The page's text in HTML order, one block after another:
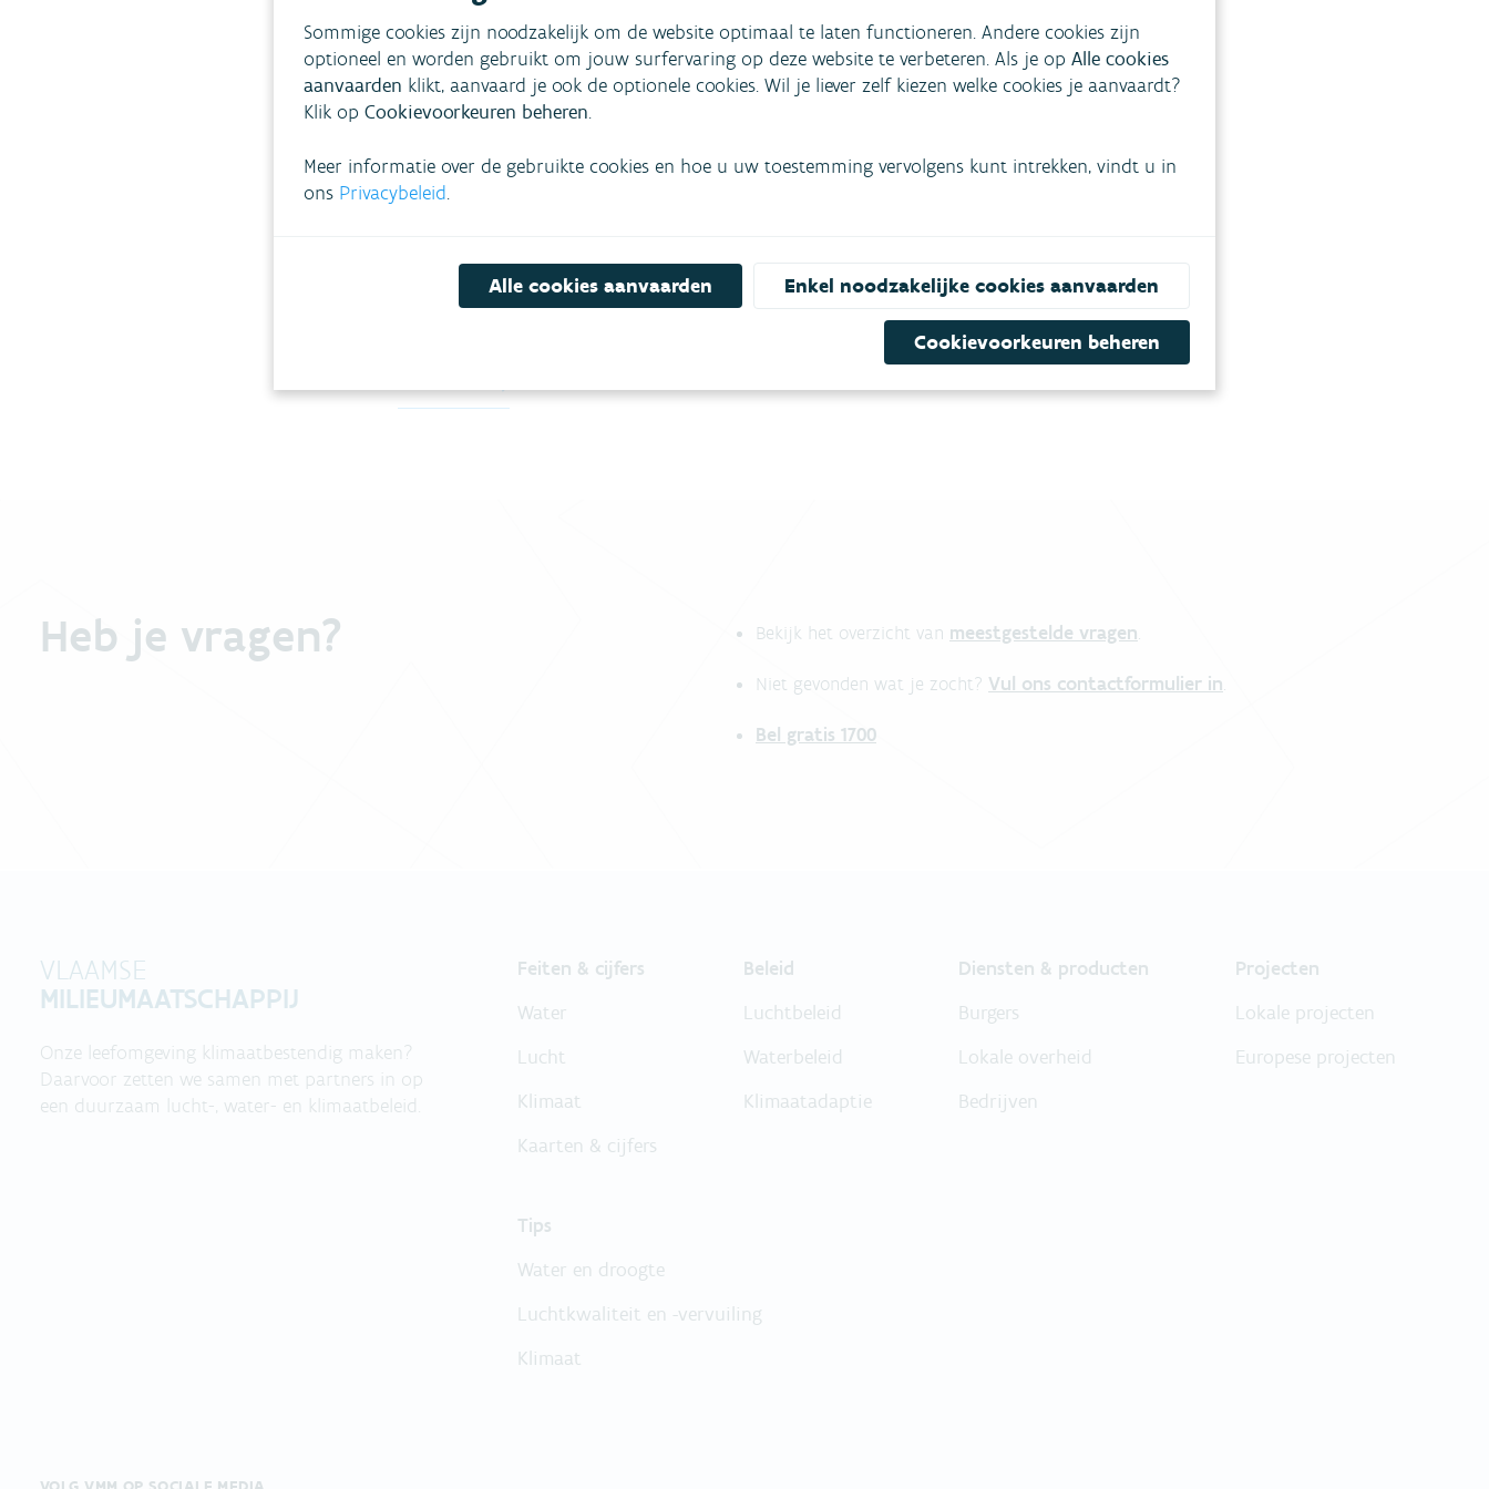
Week van het Water
Elk jaar, rond Wereldwaterdag, organiseert
de VMM de Week van het Water. De
het belang van water in ons dagelijks leven.
BEDRIJVEN
DROOGTE GRONDWATER
KWALITEIT WATERLOPEN OVERSTROMINGEN
Heb je vragen? Bekijk het overzicht van meestgestelde vragen.
Niet gevonden wat je zocht? Vul ons contactformulier in.
Bel gratis 1700
VLAAMSE
MILIEUMAATSCHAPPIJ
Onze leefomgeving klimaatbestendig maken?
Daarvoor zetten we samen met partners in op
een duurzaam lucht-, water- en klimaatbeleid.
Feiten & cijfers
Water
Lucht
Klimaat
Kaarten & cijfers
Beleid
Luchtbeleid
Waterbeleid
Klimaatadaptie
Diensten & producten
Burgers
Lokale overheid
Bedrijven
Projecten
Lokale projecten
Europese projecten
Tips
Water en droogte
Luchtkwaliteit en -vervuiling
Klimaat
Sommige cookies zijn noodzakelijk om de website optimaal te laten functioneren. Andere cookies zijn
optioneel en worden gebruikt om jouw surfervaring op deze website te verbeteren. Als je op Alle cookies
aanvaarden klikt, aanvaard je ook de optionele cookies. Wil je liever zelf kiezen welke cookies je aanvaardt?
Klik op Cookievoorkeuren beheren.
Meer informatie over de gebruikte cookies en hoe u uw toestemming vervolgens kunt intrekken, vindt u in
ons Privacybeleid.
Alle cookies aanvaarden Enkel noodzakelijke cookies aanvaarden
Cookievoorkeuren beheren